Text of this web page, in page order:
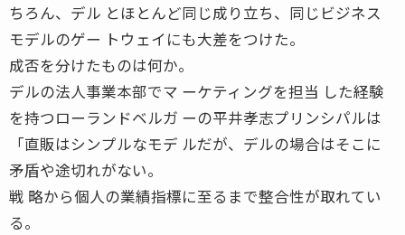
ちろん、デル とほとんど同じ成り立ち、同じビジネス
モデルのゲー トウェイにも大差をつけた。
成否を分けたものは何か。
デルの法人事業本部でマ ーケティングを担当 した経験
を持つローランドベルガ ーの平井孝志プリンシパルは
「直販はシンプルなモデ ルだが、デルの場合はそこに
矛盾や途切れがない。
戦 略から個人の業績指標に至るまで整合性が取れてい
る。